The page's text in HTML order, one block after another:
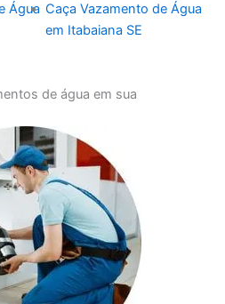
Água Caça Vazamento de Água
em Itabaiana SE
de água em sua